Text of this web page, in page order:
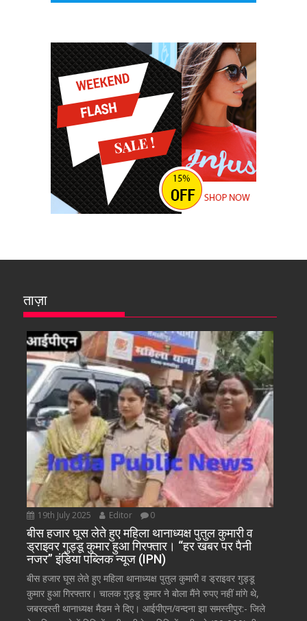
ताज़ा
19th July 2025 Editor 0
बीस हजार घूस लेते हुए महिला थानाध्यक्ष पुतुल कुमारी व
ड्राइवर गुड्डू कुमार हुआ गिरफ्तार। “हर खबर पर पैनी
नजर” इंडिया पब्लिक न्यूज (IPN)
बीस हजार घूस लेते हुए महिला थानाध्यक्ष पुतुल कुमारी व ड्राइवर गुड्डू
कुमार हुआ गिरफ्तार। चालक गुड्डू कुमार ने बोला मैंने रुपए नहीं मांगे थे,
जबरदस्ती थानाध्यक्ष मैडम ने दिए। आईपीएन/वन्दना झा समस्तीपुर:- जिले